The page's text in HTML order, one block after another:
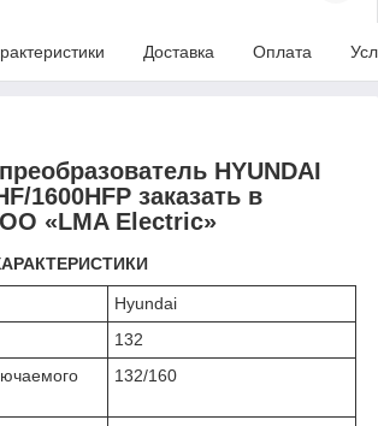
Доставка Оплата
HYUNDAI
1600HFP заказать в
«LMA Electric»
Hyundai
132
132/160